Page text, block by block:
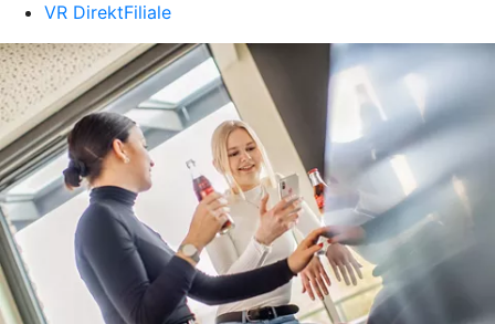
VR DirektFiliale